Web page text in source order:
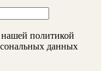
нашей политикой
данных